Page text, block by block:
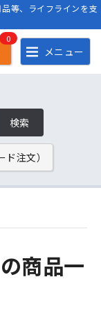
等、ライフラインを支
0
メニュー
検索
注文）
商品一